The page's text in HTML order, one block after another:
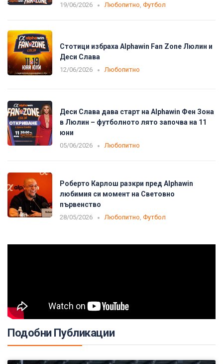
19/06/2026 Любопитно Футбол
Стотици избраха Alphawin Fan Zone Люлин и
Деси Слава
12/06/2026 Любопитно
Деси Слава дава старт на Alphawin Фен Зона
в Люлин – футболното лято започва на 11
юни
05/06/2026 Любопитно
Роберто Карлош разкри пред Alphawin
любимия си момент на Световно
първенство
28/05/2026 Любопитно Футбол
Подобни Публикации